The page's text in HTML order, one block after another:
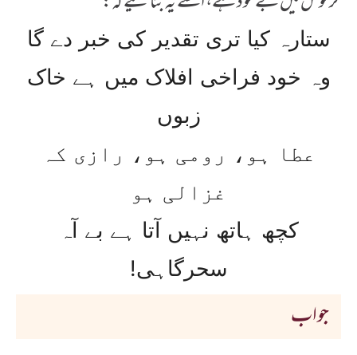
ستارہ کیا تری تقدیر کی خبر دے گا
وہ خود فراخی افلاک میں ہے خاک
زبوں
عطا ہو، رومی ہو، رازی کہ
غزالی ہو
کچھ ہاتھ نہیں آتا ہے بے آہ
سحرگاہی!
جواب